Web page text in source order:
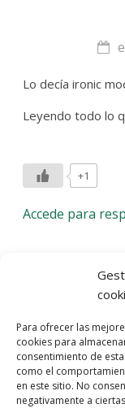
Para ofrecer las
cookies para
consentimiento de
como el
en este sitio. No
negativamente a
Lo decía ironic
Leyendo todo lo
+1
Accede para
Deja una
comentario.
Entra con tu red
He leído y acepto la